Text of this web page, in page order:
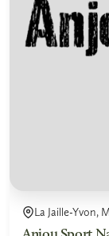
La Jaille-Yvon,